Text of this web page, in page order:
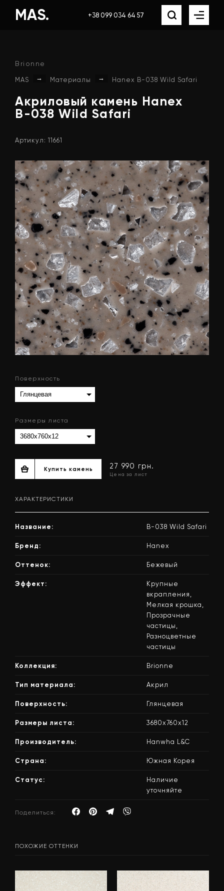
MAS. +38 099 034 64 57
Brionne
MAS → Материалы → Hanex B-038 Wild Safari
Акриловый камень Hanex
B-038 Wild Safari
Артикул: 11661
Поверхность
Размеры листа
27 990 грн.
Цена за лист
ХАРАКТЕРИСТИКИ
Название: B-038 Wild Safari
Бренд: Hanex
Оттенок: Бежевый
Эффект:
Крупные
вкрапления,
Мелкая крошка,
Прозрачные
частицы,
Разноцветные
частицы
Коллекция: Brionne
Тип материала: Акрил
Поверхность: Глянцевая
Размеры листа: 3680x760x12
Производитель: Hanwha L&C
Страна: Южная Корея
Статус:
Наличие
уточняйте
Поделиться:
ПОХОЖИЕ ОТТЕНКИ